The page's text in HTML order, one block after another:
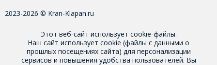
2023-2026 © Kran-Klapan.ru
Этот веб-сайт использует cookie-файлы.
Наш сайт использует cookie (файлы с данными о
прошлых посещениях сайта) для персонализации
сервисов и повышения удобства пользователей. Вы